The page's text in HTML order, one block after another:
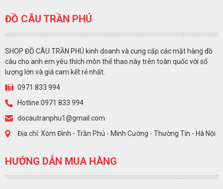
ĐỒ CÂU TRẦN PHÚ
SHOP ĐỒ CÂU TRẦN PHÚ kinh doanh và cung cấp các mặt hàng đồ
câu cho anh em yêu thích môn thể thao này trên toàn quốc với số
lượng lớn và giá cam kết rẻ nhất.
0971 833 994
Hotline:0971 833 994
docautranphu1@gmail.com
Địa chỉ: Xóm Đình - Trần Phú - Minh Cường - Thường Tín - Hà Nội
HƯỚNG DẪN MUA HÀNG